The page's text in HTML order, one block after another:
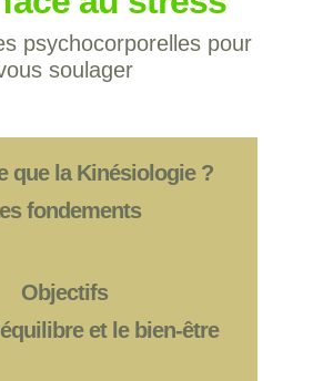
psychocorporelles pour
soulager
que la Kinésiologie ?
fondements
Objectifs
et le bien-être